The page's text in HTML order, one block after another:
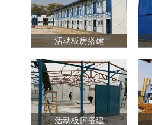
活动板房搭建
活动板房搭建